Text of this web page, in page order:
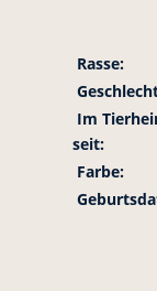
Rasse:
Im
seit:
Farbe: